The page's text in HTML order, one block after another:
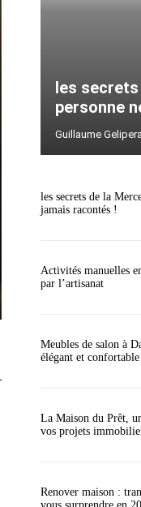
les secrets
personne
Guillaume Gelipera
les secrets de la
jamais racontés !
Activités manuelles
par l’artisanat
Meubles de salon à
élégant et
La Maison du Prêt,
vos projets
Renover maison :